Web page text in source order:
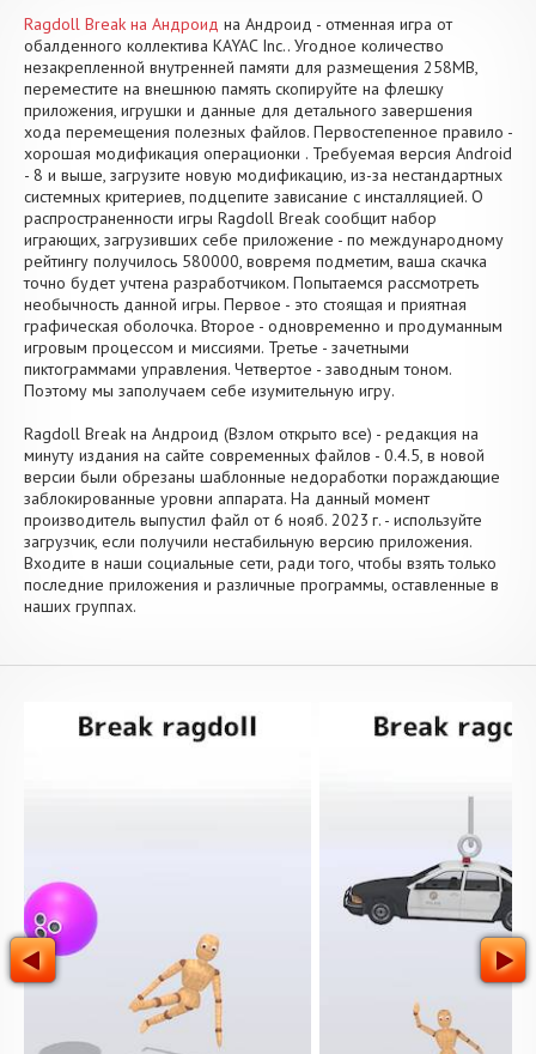
Ragdoll Break на Андроид на Андроид - отменная игра от
обалденного коллектива KAYAC Inc.. Угодное количество
незакрепленной внутренней памяти для размещения 258MB,
переместите на внешнюю память скопируйте на флешку
приложения, игрушки и данные для детального завершения
хода перемещения полезных файлов. Первостепенное правило -
хорошая модификация операционки . Требуемая версия Android
- 8 и выше, загрузите новую модификацию, из-за нестандартных
системных критериев, подцепите зависание с инсталляцией. О
распространенности игры Ragdoll Break сообщит набор
играющих, загрузивших себе приложение - по международному
рейтингу получилось 580000, вовремя подметим, ваша скачка
точно будет учтена разработчиком. Попытаемся рассмотреть
необычность данной игры. Первое - это стоящая и приятная
графическая оболочка. Второе - одновременно и продуманным
игровым процессом и миссиями. Третье - зачетными
пиктограммами управления. Четвертое - заводным тоном.
Поэтому мы заполучаем себе изумительную игру.
Ragdoll Break на Андроид (Взлом открыто все) - редакция на
минуту издания на сайте современных файлов - 0.4.5, в новой
версии были обрезаны шаблонные недоработки пораждающие
заблокированные уровни аппарата. На данный момент
производитель выпустил файл от 6 нояб. 2023 г. - используйте
загрузчик, если получили нестабильную версию приложения.
Входите в наши социальные сети, ради того, чтобы взять только
последние приложения и различные программы, оставленные в
наших группах.